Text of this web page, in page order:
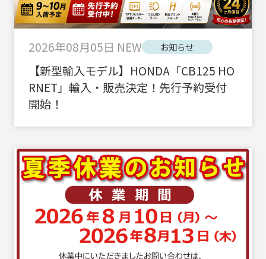
2026年08月05日 NEW お知らせ
【新型輸入モデル】HONDA「CB125 HO
RNET」輸入・販売決定！先行予約受付
開始！